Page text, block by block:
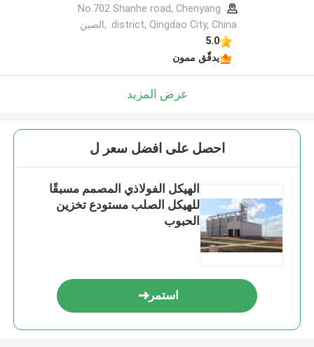
الشركة المصنعة
No.702 Shanhe road, Chenyang
district, Qingdao City, China. ,الصين
5.0
يدقّق ممون
عرض المزيد
احصل على افضل سعر ل
الهيكل الفولاذي المصمم مسبقًا
للهيكل الصلب مستودع تخزين
الحبوب
استمر